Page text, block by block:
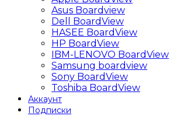
Asus Boardview
Dell BoardView
HASEE BoardView
HP BoardView
IBM-LENOVO BoardView
Samsung boardview
Sony BoardView
Toshiba BoardView
Аккаунт
Подписки